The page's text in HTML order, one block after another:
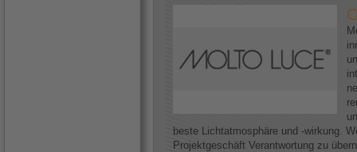
beste Lichtatmosphäre und -wirkung.
Projektgeschäft Verantwortung zu